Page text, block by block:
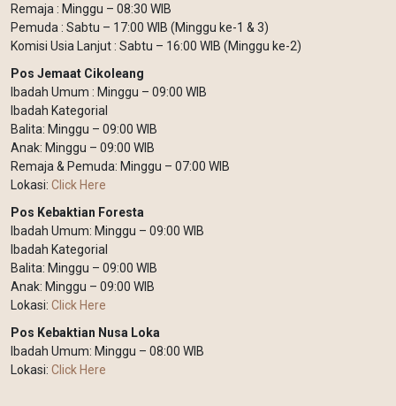
Remaja : Minggu – 08:30 WIB
Pemuda : Sabtu – 17:00 WIB (Minggu ke-1 & 3)
Komisi Usia Lanjut : Sabtu – 16:00 WIB (Minggu ke-2)
Pos Jemaat Cikoleang
Ibadah Umum : Minggu – 09:00 WIB
Ibadah Kategorial
Balita: Minggu – 09:00 WIB
Anak: Minggu – 09:00 WIB
Remaja & Pemuda: Minggu – 07:00 WIB
Lokasi: Click Here
Pos Kebaktian Foresta
Ibadah Umum: Minggu – 09:00 WIB
Ibadah Kategorial
Balita: Minggu – 09:00 WIB
Anak: Minggu – 09:00 WIB
Lokasi: Click Here
Pos Kebaktian Nusa Loka
Ibadah Umum: Minggu – 08:00 WIB
Lokasi: Click Here